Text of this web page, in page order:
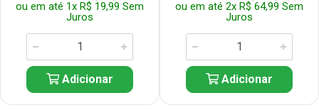
ou em até 1x R$ 19,99 Sem
Juros
Adicionar
ou em até 2x R$ 64,99 Sem
Juros
Adicionar